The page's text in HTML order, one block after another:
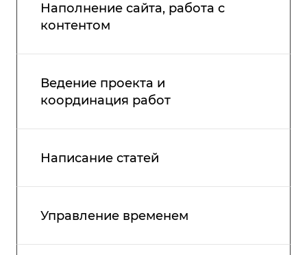
Наполнение сайта, работа с
контентом
Ведение проекта и
координация работ
Написание статей
Управление временем